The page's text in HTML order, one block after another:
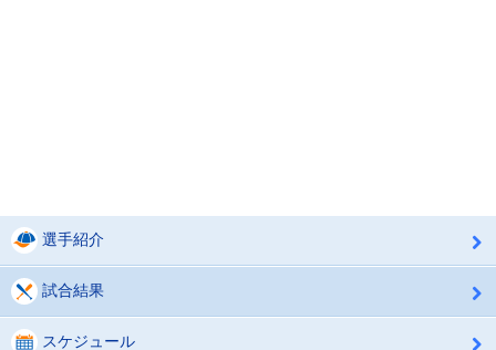
選手紹介
試合結果
スケジュール